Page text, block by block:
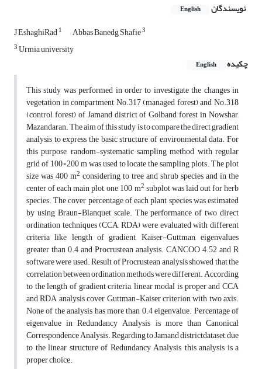
نویسندگان English
J EshaghiRad1 Abbas Banedg Shafie3
3Urmia university
چکیده
English
This study was performed in order to investigate the changes in
vegetation in compartment No.317 (managed forest) and No.318
(control forest) of Jamand district of Golband forest in Nowshar,
Mazandaran. The aim of this study is to compare the direct gradient
analysis to express the basic structure of environmental data. For
this purpose, random-systematic sampling method with regular
grid of 100×200 m was used to locate the sampling plots. The plot
size was 400 m2 considering to tree and shrub species and in the
center of each main plot, one 100 m2 subplot was laid out for herb
species. The cover percentage of each plant species was estimated
by using Braun-Blanquet scale. The performance of two direct
ordination techniques (CCA, RDA) were evaluated with different
criteria like length of gradient, Kaiser-Guttman, eigenvalues
greater than 0.4 and Procrustean analysis. CANCOO 4.52 and R
software were used. Result of Procrustean analysis showed that the
correlation between ordination methods were different. According
to the length of gradient criteria, linear modal is proper and CCA
and RDA analysis cover Guttman-Kaiser criterion with two axis.
None of the analysis has more than 0.4 eigenvalue. Percentage of
eigenvalue in Redundancy Analysis is more than Canonical
Correspondence Analysis. Regarding to Jamand districtdataset, due
to the linear structure of Redundancy Analysis, this analysis is a
proper choice.